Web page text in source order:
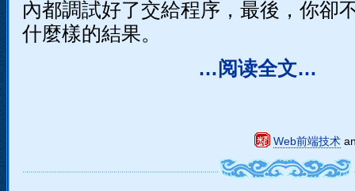
內都調試好了交給程序，最後，你卻
什麼樣的結果。
…阅读全文…
Web前端技术